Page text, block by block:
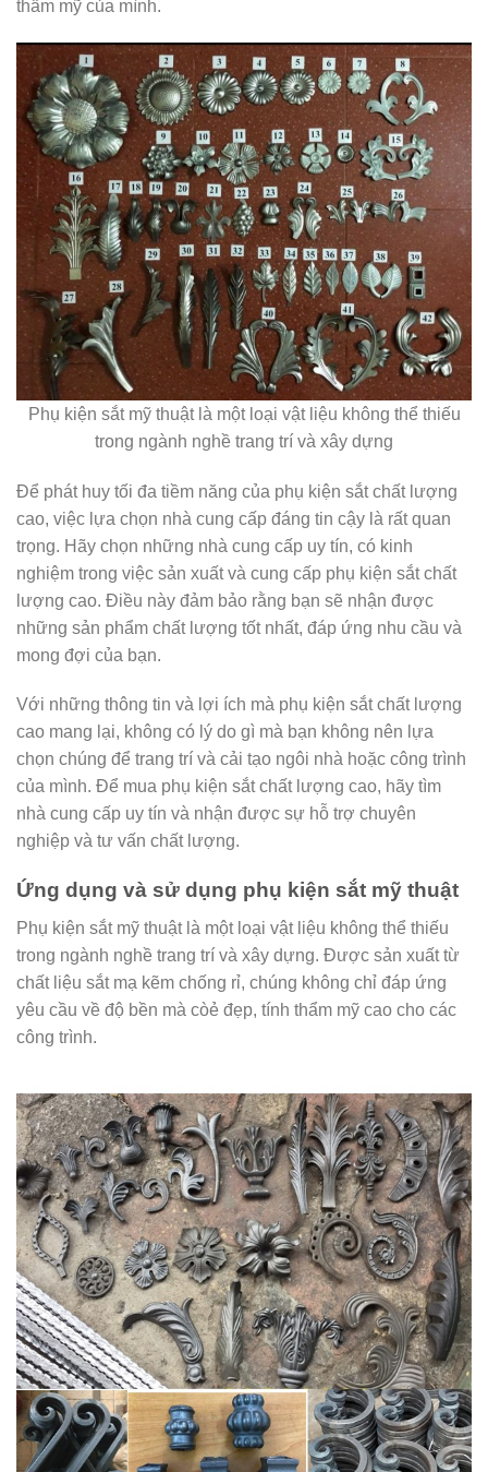
thẩm mỹ của mình.
Phụ kiện sắt mỹ thuật là một loại vật liệu không thể thiếu
trong ngành nghề trang trí và xây dựng
Để phát huy tối đa tiềm năng của phụ kiện sắt chất lượng
cao, việc lựa chọn nhà cung cấp đáng tin cậy là rất quan
trọng. Hãy chọn những nhà cung cấp uy tín, có kinh
nghiệm trong việc sản xuất và cung cấp phụ kiện sắt chất
lượng cao. Điều này đảm bảo rằng bạn sẽ nhận được
những sản phẩm chất lượng tốt nhất, đáp ứng nhu cầu và
mong đợi của bạn.
Với những thông tin và lợi ích mà phụ kiện sắt chất lượng
cao mang lại, không có lý do gì mà bạn không nên lựa
chọn chúng để trang trí và cải tạo ngôi nhà hoặc công trình
của mình. Để mua phụ kiện sắt chất lượng cao, hãy tìm
nhà cung cấp uy tín và nhận được sự hỗ trợ chuyên
nghiệp và tư vấn chất lượng.
Ứng dụng và sử dụng phụ kiện sắt mỹ thuật
Phụ kiện sắt mỹ thuật là một loại vật liệu không thể thiếu
trong ngành nghề trang trí và xây dựng. Được sản xuất từ
chất liệu sắt mạ kẽm chống rỉ, chúng không chỉ đáp ứng
yêu cầu về độ bền mà còẻ đẹp, tính thẩm mỹ cao cho các
công trình.